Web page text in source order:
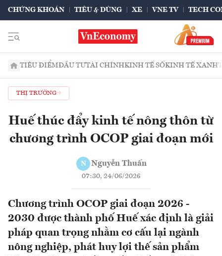
CHỨNG KHOÁN TIÊU & DÙNG XE VNE TV TECH
TIÊU ĐIỂMĐẦU TƯTÀI CHÍNHKINH TẾ SỐKINH TẾ XANH
THỊ TRƯỜNG
Huế thúc đẩy kinh tế nông thôn từ
chương trình OCOP giai đoạn mới
N Nguyễn Thuấn
07:30, 24/06/2026
Chương trình OCOP giai đoạn 2026 -
2030 được thành phố Huế xác định là giải
pháp quan trọng nhằm cơ cấu lại ngành
nông nghiệp, phát huy lợi thế sản phẩm